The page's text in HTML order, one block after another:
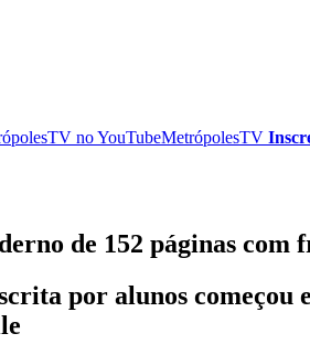
noYouTubeMetrópolesTV
de 152 páginas com
por alunos começou